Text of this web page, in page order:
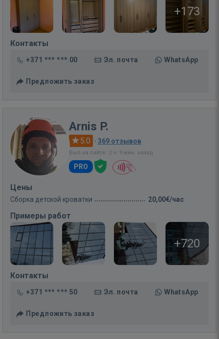
+173
Контакты
+371 *** *** 00 Эл. почта WhatsApp
Предложить заказ
Arnis P.
5.0 · 369 отзывов
Был на сайте: 2 ч. 9 мин. назад
PRO
Цены
Сборка детской кроватки 20,00€/час
Примеры работ
+720
Контакты
+371 *** *** 50 Эл. почта WhatsApp
Предложить заказ